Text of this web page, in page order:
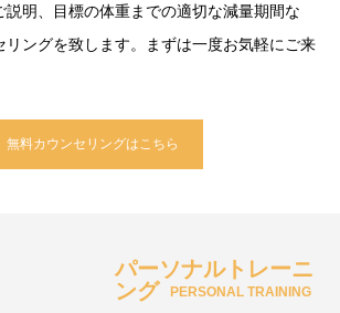
説明、目標の体重までの適切な減量期間な
リングを致します。まずは一度お気軽にご来
無料カウンセリングはこちら
パーソナルトレーニ
ング
PERSONAL TRAINING